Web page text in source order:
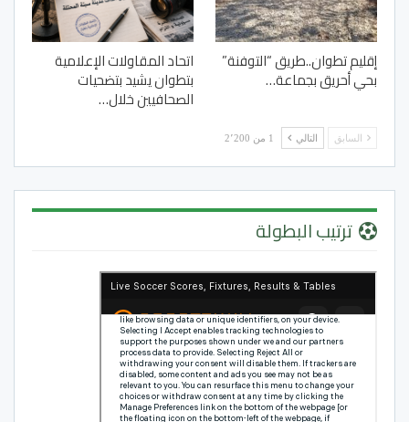
إقليم تطوان..طريق “التوفنة”
بحي أحريق بجماعة…
اتحاد المقاولات الإعلامية
بتطوان يشيد بتضحيات
الصحافيين خلال…
السابق التالي 1 من 2٬200
ترتيب البطولة